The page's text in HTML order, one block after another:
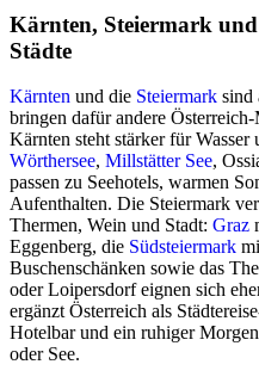
Kärnten, Steiermark
Städte
Kärnten und die Steiermark sind
bringen dafür andere
Kärnten steht stärker für
Wörthersee, Millstätter See,
passen zu Seehotels, warmen
Aufenthalten. Die Steiermark
Thermen, Wein und Stadt: Graz
Eggenberg, die Südsteiermark
Buschenschänken sowie das
oder Loipersdorf eignen sich
ergänzt Österreich als
Hotelbar und ein ruhiger
oder See.